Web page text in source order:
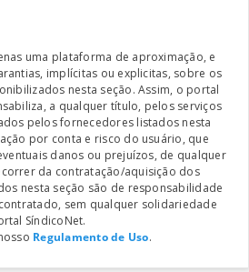
uma plataforma de aproximação, e
implícitas ou explicitas, sobre os
nesta seção. Assim, o portal
a qualquer título, pelos serviços
pelos fornecedores listados nesta
por conta e risco do usuário, que
danos ou prejuízos, de qualquer
da contratação/aquisição dos
nesta seção são de responsabilidade
sem qualquer solidariedade
SíndicoNet.
Regulamento de Uso.